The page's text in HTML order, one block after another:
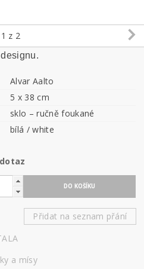
1 z 2
Alvar Aalto
5 x 38 cm
sklo – ručně foukané
bílá / white
Přidat na seznam přání
a mísy